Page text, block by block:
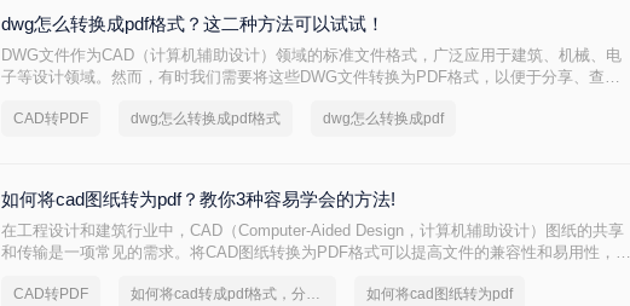
dwg怎么转换成pdf格式？这二种方法可以试试！
DWG文件作为CAD（计算机辅助设计）领域的标准文件格式，广泛应用于建筑、机械、电
子等设计领域。然而，有时我们需要将这些DWG文件转换为PDF格式，以便于分享、查看
CAD转PDF dwg怎么转换成pdf格式 dwg怎么转换成pdf
如何将cad图纸转为pdf？教你3种容易学会的方法!
在工程设计和建筑行业中，CAD（Computer-Aided Design，计算机辅助设计）图纸的共享
和传输是一项常见的需求。将CAD图纸转换为PDF格式可以提高文件的兼容性和易用性，便
为PDF的方法，帮助您轻松完成这一任务。
CAD转PDF 如何将cad转成pdf格式，分享一种简单的方法 如何将cad图纸转为pdf